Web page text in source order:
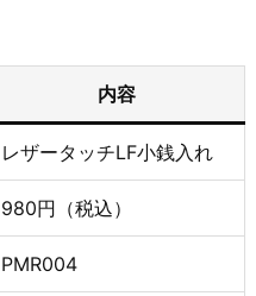
内容
レザータッチLF小銭入れ
980円（税込）
PMR004